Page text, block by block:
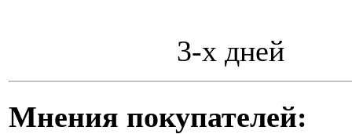
3-х дней
Мнения покупателей: